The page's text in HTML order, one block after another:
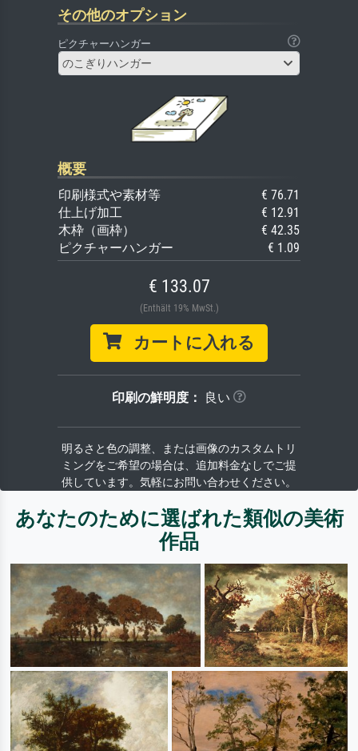
その他のオプション
ピクチャーハンガー
のこぎりハンガー
概要
印刷様式や素材等
€ 76.71
仕上げ加工
€ 12.91
木枠（画枠）
€ 42.35
ピクチャーハンガー
€ 1.09
€ 133.07
(Enthält 19% MwSt.)
カートに入れる
印刷の鮮明度： 良い
明るさと色の調整、または画像のカスタムトリ
ミングをご希望の場合は、追加料金なしでご提
供しています。気軽にお問い合わせください。
あなたのために選ばれた類似の美術
作品